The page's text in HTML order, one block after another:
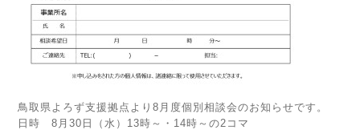
鳥取県よろず支援拠点より8月度個別相談会のお知らせです。
日時 8月30日（水）13時～・14時～の2コマ